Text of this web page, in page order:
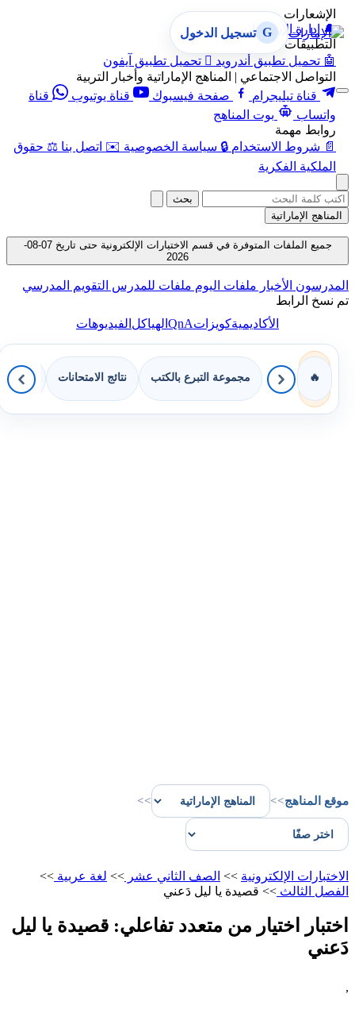
الإشعارات
🔔 إدارة الإشعارات
التطبيقات
🤖 تحميل تطبيق أندرويد  تحميل تطبيق آيفون
التواصل الاجتماعي | المناهج الإماراتية وأخبار التربية
قناة تيليجرام
صفحة فيسبوك قناة يوتيوب
قناة
واتساب
بوت المناهج
روابط مهمة
📄 شروط الاستخدام 🔒 سياسة الخصوصية ✉️ اتصل بنا ⚖️ حقوق
الملكية الفكرية
G تسجيل الدخول
بحث
المناهج الإماراتية
جميع الملفات المتوفرة في قسم الاختبارات الإلكترونية حتى تاريخ 07-08-
2026
المدرسون الأخبار ملفات اليوم ملفات للمدرس التقويم المدرسي
تم نسخ الرابط
الأكاديميةكويزاتQnAالهياكل الفيديوهات
🔥 مجموعة التبرع بالكتب نتائج الامتحانات
موقع المناهج>>
>>
الاختبارات الإلكترونية >> الصف الثاني عشر >> لغة عربية >>
الفصل الثالث >> قصيدة يا ليل دَعني
اختبار اختيار من متعدد تفاعلي: قصيدة يا ليل
دَعني